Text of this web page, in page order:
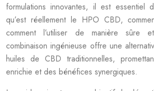
formulations innovantes, il est essentiel
qu’est réellement le HPO CBD,
comment l’utiliser de manière sûre
combinaison ingénieuse offre une
huiles de CBD traditionnelles,
enrichie et des bénéfices synergiques.